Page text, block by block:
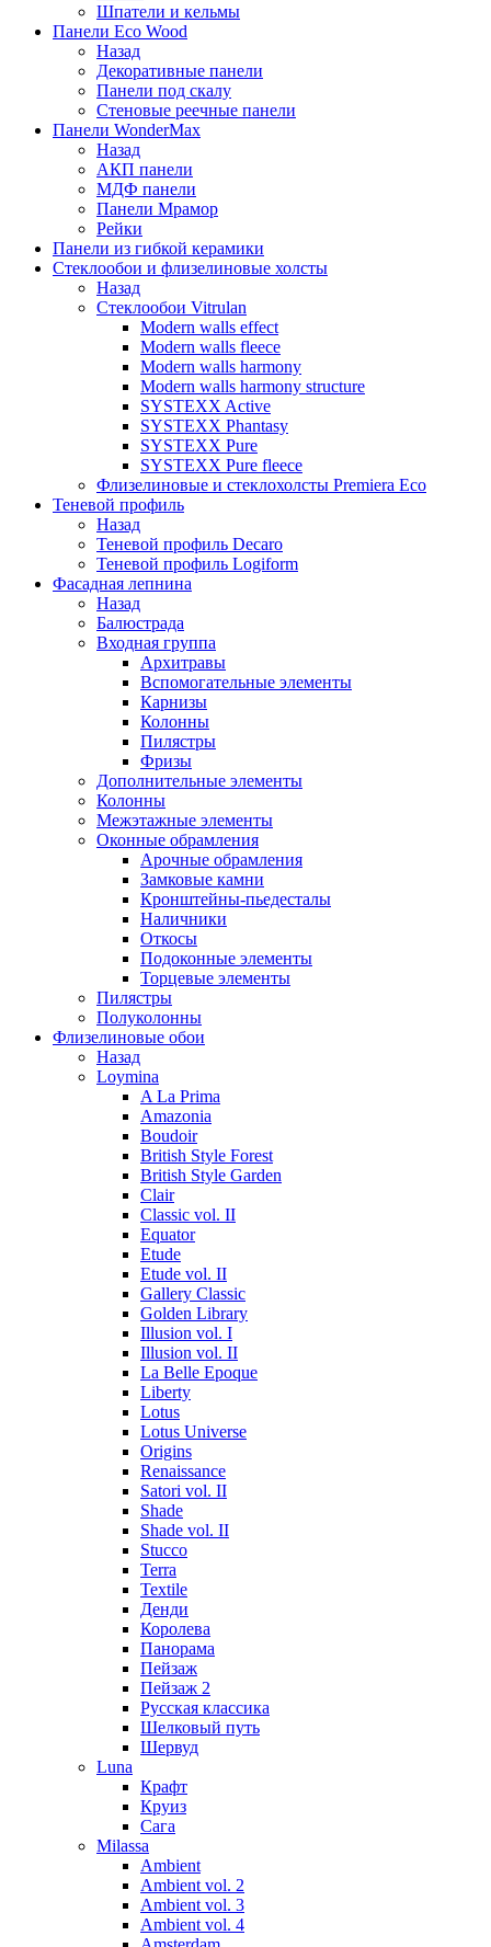
Шпатели и кельмы
Панели Eco Wood
Назад
Декоративные панели
Панели под скалу
Стеновые реечные панели
Панели WonderMax
Назад
АКП панели
МДФ панели
Панели Мрамор
Рейки
Панели из гибкой керамики
Стеклообои и флизелиновые холсты
Назад
Стеклообои Vitrulan
Modern walls effect
Modern walls fleece
Modern walls harmony
Modern walls harmony structure
SYSTEXX Active
SYSTEXX Phantasy
SYSTEXX Pure
SYSTEXX Pure fleece
Флизелиновые и стеклохолсты Premiera Eco
Теневой профиль
Назад
Теневой профиль Decaro
Теневой профиль Logiform
Фасадная лепнина
Назад
Балюстрада
Входная группа
Архитравы
Вспомогательные элементы
Карнизы
Колонны
Пилястры
Фризы
Дополнительные элементы
Колонны
Межэтажные элементы
Оконные обрамления
Арочные обрамления
Замковые камни
Кронштейны-пьедесталы
Наличники
Откосы
Подоконные элементы
Торцевые элементы
Пилястры
Полуколонны
Флизелиновые обои
Назад
Loymina
A La Prima
Amazonia
Boudoir
British Style Forest
British Style Garden
Clair
Classic vol. II
Equator
Etude
Etude vol. II
Gallery Classic
Golden Library
Illusion vol. I
Illusion vol. II
La Belle Epoque
Liberty
Lotus
Lotus Universe
Origins
Renaissance
Satori vol. II
Shade
Shade vol. II
Stucco
Terra
Textile
Денди
Королева
Панорама
Пейзаж
Пейзаж 2
Русская классика
Шелковый путь
Шервуд
Luna
Крафт
Круиз
Сага
Milassa
Ambient
Ambient vol. 2
Ambient vol. 3
Ambient vol. 4